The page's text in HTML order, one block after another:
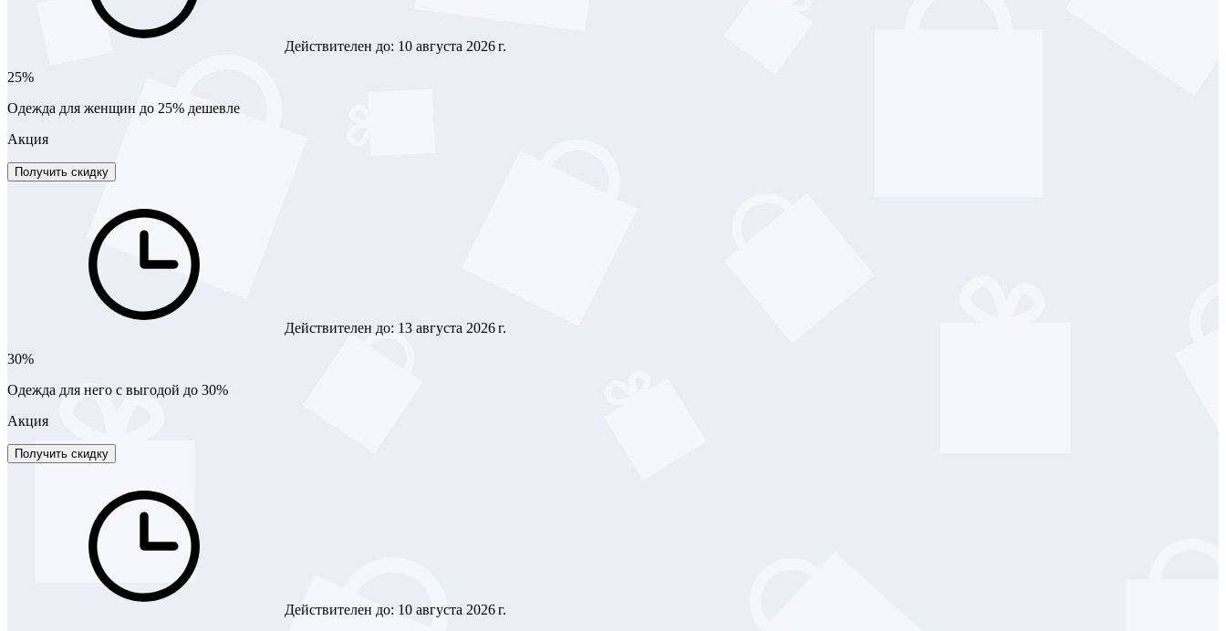
Действителен до: 10 августа 2026 г.
25%
Одежда для женщин до 25% дешевле
Акция
Получить скидку
Действителен до: 13 августа 2026 г.
30%
Одежда для него с выгодой до 30%
Акция
Получить скидку
Действителен до: 10 августа 2026 г.